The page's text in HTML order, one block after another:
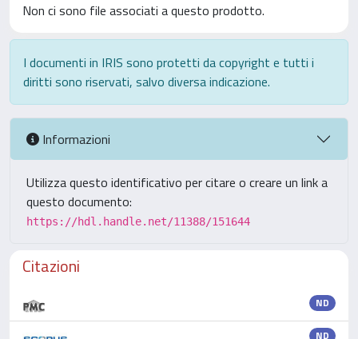
Non ci sono file associati a questo prodotto.
I documenti in IRIS sono protetti da copyright e tutti i
diritti sono riservati, salvo diversa indicazione.
Informazioni
Utilizza questo identificativo per citare o creare un link a
questo documento:
https://hdl.handle.net/11388/151644
Citazioni
ND
ND